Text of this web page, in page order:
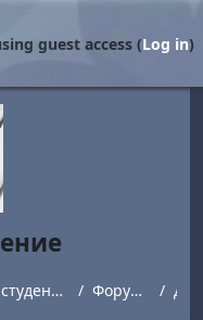
guest access (Log in)
Информация за студенти обучаващи се в програми с дистанционна форма на обучение. Форум за въпроси и отговори